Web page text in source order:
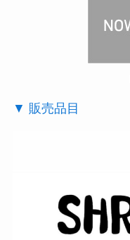
▼ 販売品目